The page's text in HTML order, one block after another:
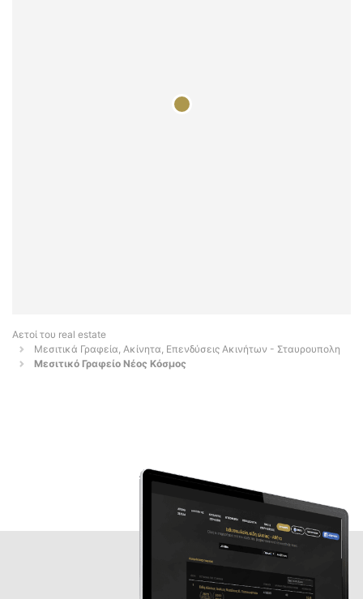
Αετοί του real estate
Μεσιτικά Γραφεία, Ακίνητα, Επενδύσεις Ακινήτων - Σταυρουπολη
Μεσιτικό Γραφείο Νέος Κόσμος